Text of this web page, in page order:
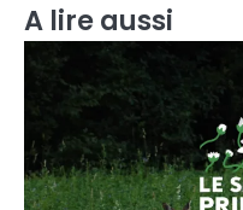
A lire aussi